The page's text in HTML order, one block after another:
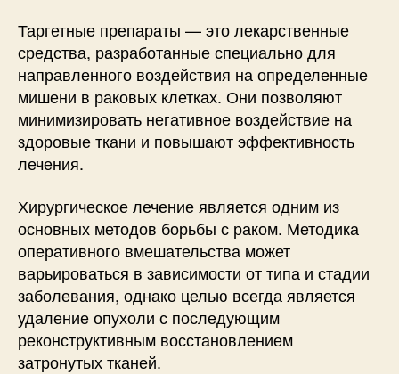
Таргетные препараты — это лекарственные
средства, разработанные специально для
направленного воздействия на определенные
мишени в раковых клетках. Они позволяют
минимизировать негативное воздействие на
здоровые ткани и повышают эффективность
лечения.
Хирургическое лечение является одним из
основных методов борьбы с раком. Методика
оперативного вмешательства может
варьироваться в зависимости от типа и стадии
заболевания, однако целью всегда является
удаление опухоли с последующим
реконструктивным восстановлением
затронутых тканей.